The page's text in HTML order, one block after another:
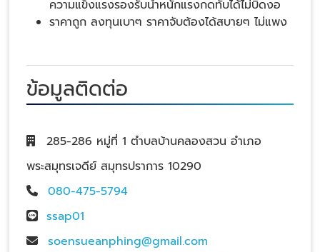
ความแข็งแรงรองรับน้ำหนักแรงกดทับได้ไม่บิดงอ
ราคาถูก ลงทุนเบาๆ ราคาจับต้องได้สบายๆ ไม่แพง
ข้อมูลติดต่อ
285-286 หมู่ที่ 1 ตำบลบ้านคลองสวน อำเภอ
พระสมุทรเจดีย์ สมุทรปราการ 10290
080-475-5794
ssap01
soensueanphing@gmail.com